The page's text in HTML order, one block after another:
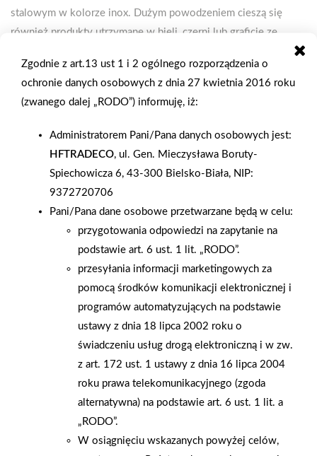
stalowym w kolorze inox. Dużym powodzeniem cieszą się
również produkty utrzymane w bieli, czerni lub graficie ze
nowoczesnych kuchni. Tafle szkła mogą być dzielone, a także
ustawiane pod różnym kątem nachylenia Najbardziej
futurystyczne mają kubiczną formę prostopadłościanu lub tuby
Zgodnie z art.13 ust 1 i 2 ogólnego rozporządzenia o
ochronie danych osobowych z dnia 27 kwietnia 2016 roku
(zwanego dalej „RODO”) informuję, iż:
Administratorem Pani/Pana danych osobowych jest:
HFTRADECO, ul. Gen. Mieczysława Boruty-
Spiechowicza 6, 43-300 Bielsko-Biała, NIP:
9372720706
Pani/Pana dane osobowe przetwarzane będą w celu:
przygotowania odpowiedzi na zapytanie na
podstawie art. 6 ust. 1 lit. „RODO”.
przesyłania informacji marketingowych za
pomocą środków komunikacji elektronicznej i
programów automatyzujących na podstawie
ustawy z dnia 18 lipca 2002 roku o
świadczeniu usług drogą elektroniczną i w zw.
z art. 172 ust. 1 ustawy z dnia 16 lipca 2004
roku prawa telekomunikacyjnego (zgoda
alternatywna) na podstawie art. 6 ust. 1 lit. a
„RODO”.
W osiągnięciu wskazanych powyżej celów,